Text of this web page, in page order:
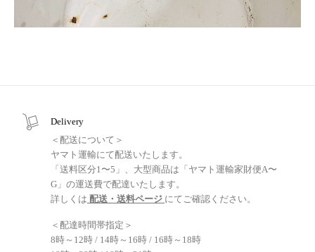
Delivery
＜配送について＞
ヤマト運輸にて配送いたします。
「送料区分1〜5」、大型商品は「ヤマト運輸家財便A〜
G」の運送費で配達いたします。
詳しくは 配送・送料ページ にてご確認ください。
＜配達時間帯指定＞
8時～12時 / 14時～16時 / 16時～18時